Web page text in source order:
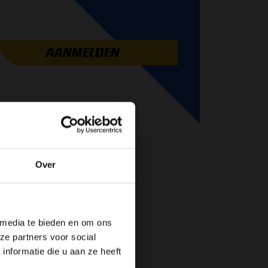
Over
te bieden en om ons
partners voor social
die u aan ze heeft
AANMELDEN